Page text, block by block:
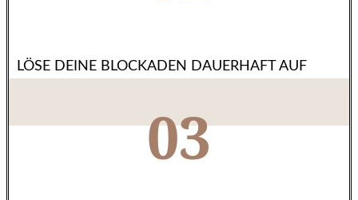
LÖSE DEINE BLOCKADEN DAUERHAFT AUF
03